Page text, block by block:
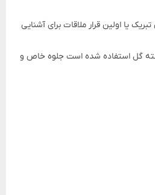
یا اولین قرار ملاقات برای آشنایی
این دسته گل استفاده شده است جلوه خاص و